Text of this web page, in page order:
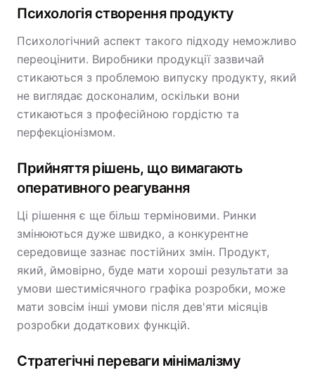
Психологія створення продукту
Психологічний аспект такого підходу неможливо
переоцінити. Виробники продукції зазвичай
стикаються з проблемою випуску продукту, який
не виглядає досконалим, оскільки вони
стикаються з професійною гордістю та
перфекціонізмом.
Прийняття рішень, що вимагають
оперативного реагування
Ці рішення є ще більш терміновими. Ринки
змінюються дуже швидко, а конкурентне
середовище зазнає постійних змін. Продукт,
який, ймовірно, буде мати хороші результати за
умови шестимісячного графіка розробки, може
мати зовсім інші умови після дев'яти місяців
розробки додаткових функцій.
Стратегічні переваги мінімалізму